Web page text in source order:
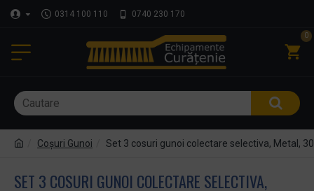
0314 100 110 0740 230 170
0
Coşuri Gunoi Set 3 cosuri gunoi colectare selectiva, Metal,
SET 3 COSURI GUNOI COLECTARE SELECTIVA,